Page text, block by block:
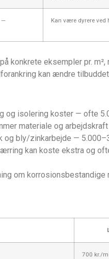
— Kan være dyrere ved
eksempler pr.
kan ændre
og isolering koster — ofte
materiale og
bly/zinkarbejde —
kan koste ekstra og
om
700 kr./